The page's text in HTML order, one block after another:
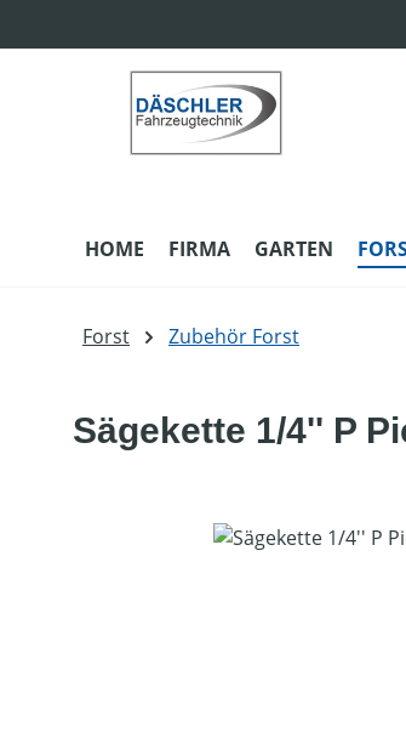
HOME FIRMA GARTEN
Forst Zubehör Forst
Sägekette 1/4'' P
Bildergalerie überspringen